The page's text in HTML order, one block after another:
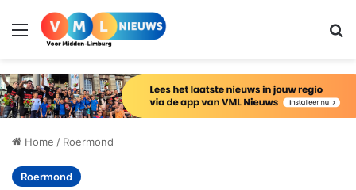
Menu
Home / Roermond
Roermond